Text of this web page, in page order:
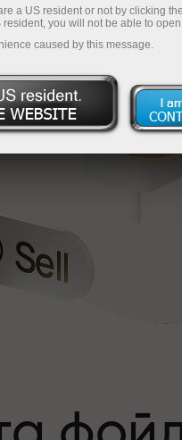
a US resident or not by clicking
you will not be able to
caused by this message.